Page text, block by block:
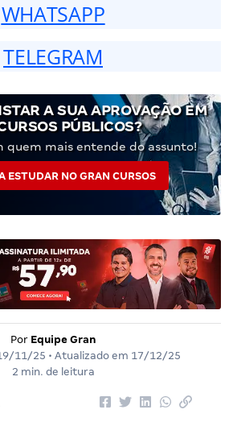
WHATSAPP
TELEGRAM
A SUA APROVAÇÃO EM
PÚBLICOS?
quem mais entende do assunto!
ESTUDAR NO GRAN CURSOS
Por Equipe Gran
11/25 • Atualizado em 17/12/25
2 min. de leitura